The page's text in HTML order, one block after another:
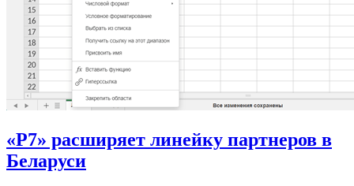
«Р7» расширяет линейку партнеров в
Беларуси